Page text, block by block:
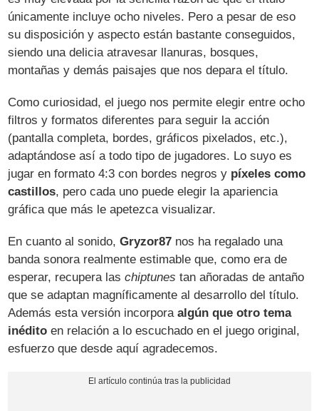
únicamente incluye ocho niveles. Pero a pesar de eso
su disposición y aspecto están bastante conseguidos,
siendo una delicia atravesar llanuras, bosques,
montañas y demás paisajes que nos depara el título.
Como curiosidad, el juego nos permite elegir entre ocho
filtros y formatos diferentes para seguir la acción
(pantalla completa, bordes, gráficos pixelados, etc.),
adaptándose así a todo tipo de jugadores. Lo suyo es
jugar en formato 4:3 con bordes negros y píxeles como
castillos, pero cada uno puede elegir la apariencia
gráfica que más le apetezca visualizar.
En cuanto al sonido,Gryzor87 nos ha regalado una
banda sonora realmente estimable que, como era de
esperar, recupera laschiptunes tan añoradas de antaño
que se adaptan magníficamente al desarrollo del título.
Además esta versión incorporaalgún que otro tema
inédito en relación a lo escuchado en el juego original,
esfuerzo que desde aquí agradecemos.